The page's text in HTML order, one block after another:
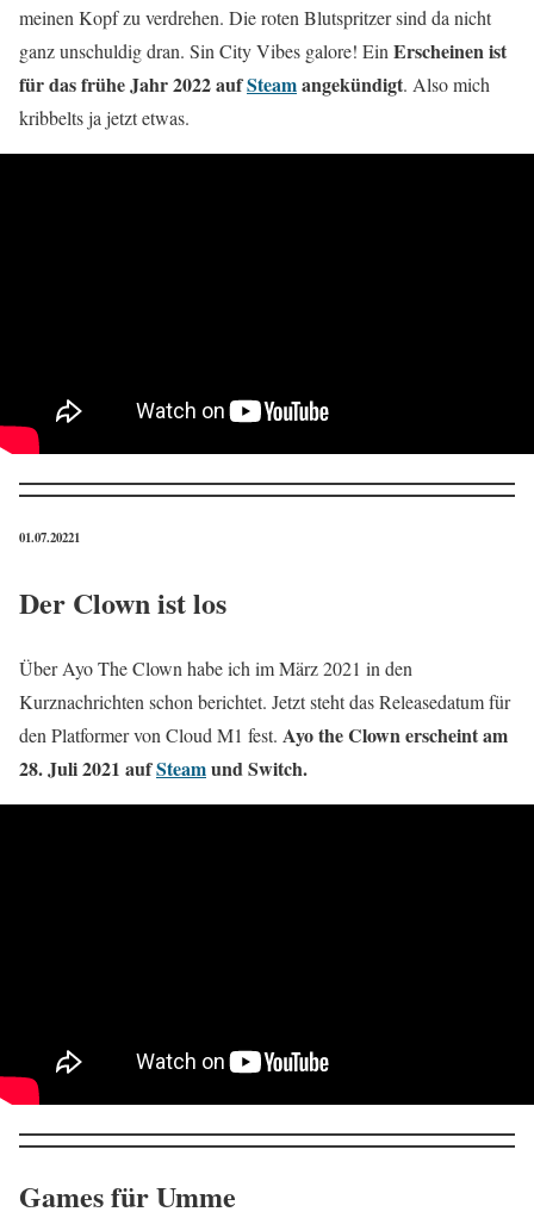
meinen Kopf zu verdrehen. Die roten Blutspritzer sind da nicht
ganz unschuldig dran. Sin City Vibes galore! EinErscheinen ist
für das frühe Jahr 2022 aufSteamangekündigt. Also mich
kribbelts ja jetzt etwas.
01.07.20221
Der Clown ist los
Über Ayo The Clown habe ich im März 2021 in den
Kurznachrichten schon berichtet. Jetzt steht das Releasedatum für
den Platformer von Cloud M1 fest. Ayo the Clown erscheint am
28. Juli 2021 aufSteamund Switch.
Games für Umme